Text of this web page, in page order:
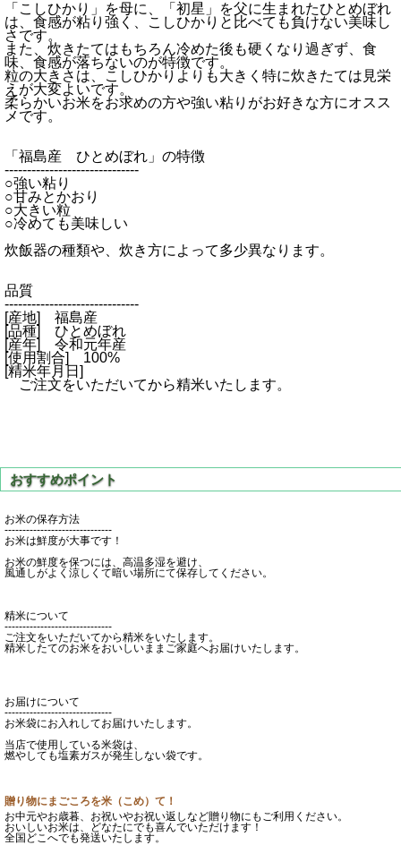
「こしひかり」を母に、「初星」を父に生まれたひとめぼれ
は、食感が粘り強く、こしひかりと比べても負けない美味し
さです。
また、炊きたてはもちろん冷めた後も硬くなり過ぎず、食
味、食感が落ちないのが特徴です。
粒の大きさは、こしひかりよりも大きく特に炊きたては見栄
えが大変よいです。
柔らかいお米をお求めの方や強い粘りがお好きな方にオスス
メです。
「福島産 ひとめぼれ」の特徴
------------------------------
○強い粘り
○甘みとかおり
○大きい粒
○冷めても美味しい
炊飯器の種類や、炊き方によって多少異なります。
品質
------------------------------
[産地] 福島産
[品種] ひとめぼれ
[産年] 令和元年産
[使用割合] 100%
[精米年月日]
ご注文をいただいてから精米いたします。
お米の保存方法
------------------------------
お米は鮮度が大事です！
お米の鮮度を保つには、高温多湿を避け、
風通しがよく涼しくて暗い場所にて保存してください。
精米について
------------------------------
ご注文をいただいてから精米をいたします。
精米したてのお米をおいしいままご家庭へお届けいたします。
お届けについて
------------------------------
お米袋にお入れしてお届けいたします。
当店で使用している米袋は、
燃やしても塩素ガスが発生しない袋です。
贈り物にまごころを米（こめ）て！
お中元やお歳暮、お祝いやお祝い返しなど贈り物にもご利用ください。
おいしいお米は、どなたにでも喜んでいただけます！
全国どこへでも発送いたします。